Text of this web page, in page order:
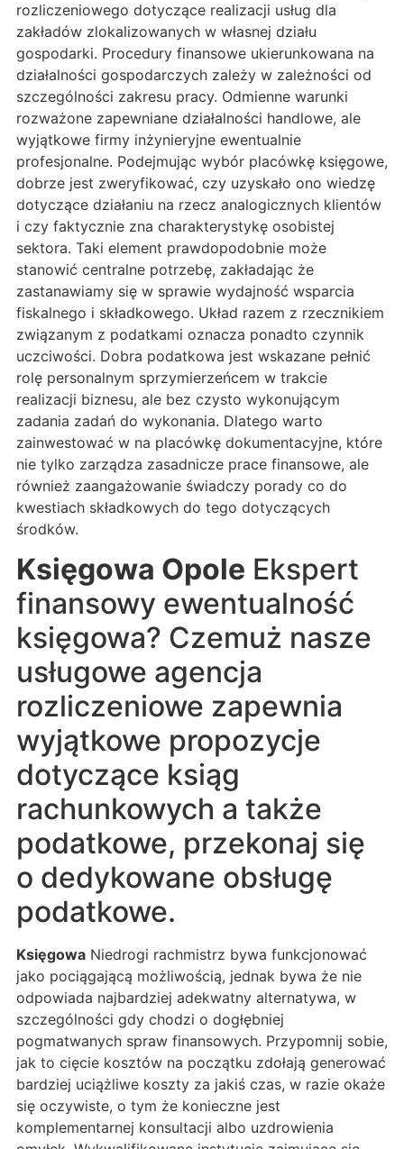
rozliczeniowego dotyczące realizacji usług dla
zakładów zlokalizowanych w własnej działu
gospodarki. Procedury finansowe ukierunkowana na
działalności gospodarczych zależy w zależności od
szczególności zakresu pracy. Odmienne warunki
rozważone zapewniane działalności handlowe, ale
wyjątkowe firmy inżynieryjne ewentualnie
profesjonalne. Podejmując wybór placówkę księgowe,
dobrze jest zweryfikować, czy uzyskało ono wiedzę
dotyczące działaniu na rzecz analogicznych klientów
i czy faktycznie zna charakterystykę osobistej
sektora. Taki element prawdopodobnie może
stanowić centralne potrzebę, zakładając że
zastanawiamy się w sprawie wydajność wsparcia
fiskalnego i składkowego. Układ razem z rzecznikiem
związanym z podatkami oznacza ponadto czynnik
uczciwości. Dobra podatkowa jest wskazane pełnić
rolę personalnym sprzymierzeńcem w trakcie
realizacji biznesu, ale bez czysto wykonującym
zadania zadań do wykonania. Dlatego warto
zainwestować w na placówkę dokumentacyjne, które
nie tylko zarządza zasadnicze prace finansowe, ale
również zaangażowanie świadczy porady co do
kwestiach składkowych do tego dotyczących
środków.
Księgowa Opole Ekspert
finansowy ewentualność
księgowa? Czemuż nasze
usługowe agencja
rozliczeniowe zapewnia
wyjątkowe propozycje
dotyczące ksiąg
rachunkowych a także
podatkowe, przekonaj się
o dedykowane obsługę
podatkowe.
Księgowa Niedrogi rachmistrz bywa funkcjonować
jako pociągającą możliwością, jednak bywa że nie
odpowiada najbardziej adekwatny alternatywa, w
szczególności gdy chodzi o dogłębniej
pogmatwanych spraw finansowych. Przypomnij sobie,
jak to cięcie kosztów na początku zdołają generować
bardziej uciążliwe koszty za jakiś czas, w razie okaże
się oczywiste, o tym że konieczne jest
komplementarnej konsultacji albo uzdrowienia